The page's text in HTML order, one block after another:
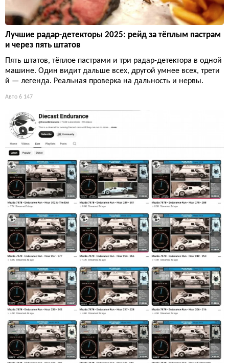
Лучшие радар-детекторы 2025: рейд за тёплым пастрам
и через пять штатов
Пять штатов, тёплое пастрами и три радар-детектора в одной
машине. Один видит дальше всех, другой умнее всех, трети
й — легенда. Реальная проверка на дальность и нервы.
Авто 6 147